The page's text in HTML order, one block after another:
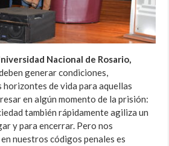
Nacional de Rosario,
generar condiciones,
de vida para aquellas
en algún momento de la prisión:
también rápidamente agiliza un
y para encerrar. Pero nos
nuestros códigos penales es